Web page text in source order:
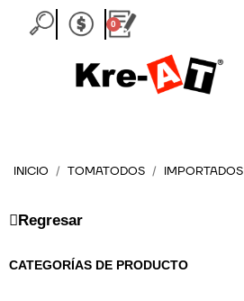
0
Carrito
INICIO / TOMATODOS / IMPORTADOS
Regresar
CATEGORÍAS DE PRODUCTO